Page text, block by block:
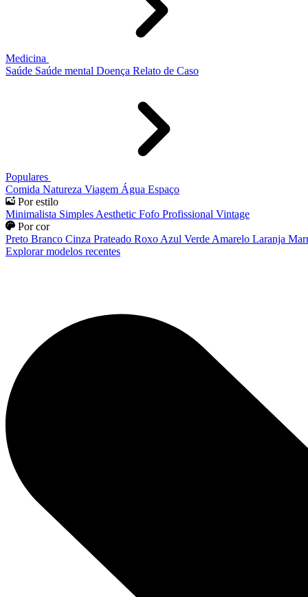
Medicina
Saúde Saúde mental Doença Relato de Caso
Populares
Comida Natureza Viagem Água Espaço
Por estilo
Minimalista Simples Aesthetic Fofo Profissional Vintage
Por cor
Preto Branco Cinza Prateado Roxo Azul Verde Amarelo Laranja
Explorar modelos recentes